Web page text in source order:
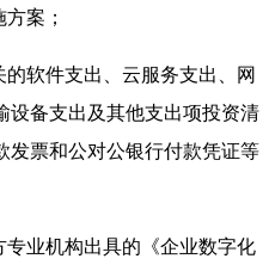
案；
软件支出、云服务支出、网
设备支出及其他支出项投资清
发票和公对公银行付款凭证等
业机构出具的《企业数字化